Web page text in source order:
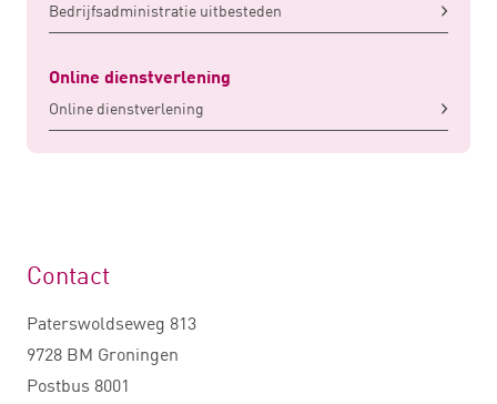
Bedrijfsadministratie uitbesteden
Online dienstverlening
Online dienstverlening
Contact
Paterswoldseweg 813
9728 BM Groningen
Postbus 8001